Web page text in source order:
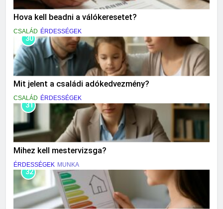
Hova kell beadni a válókeresetet?
CSALÁD ÉRDESSÉGEK
30
Mit jelent a családi adókedvezmény?
CSALÁD ÉRDESSÉGEK
31
Mihez kell mestervizsga?
ÉRDESSÉGEK MUNKA
32